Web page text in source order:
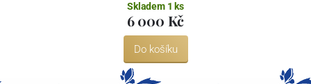
Skladem 1 ks
6 000 Kč
Do košíku